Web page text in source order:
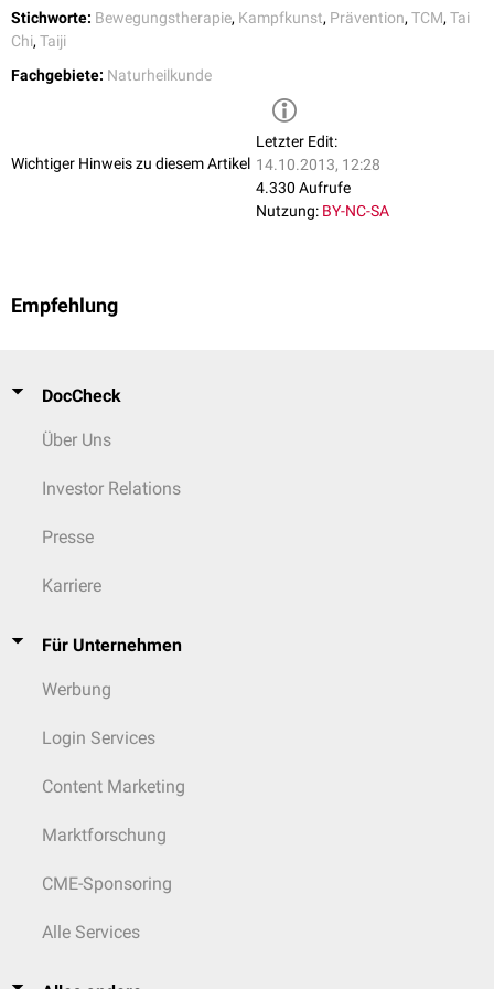
Stichworte: Bewegungstherapie, Kampfkunst, Prävention, TCM, Tai
Chi, Taiji
Fachgebiete: Naturheilkunde
Wichtiger Hinweis zu diesem Artikel
Letzter Edit:
14.10.2013, 12:28
4.330 Aufrufe
Nutzung: BY-NC-SA
Empfehlung
DocCheck
Über Uns
Investor Relations
Presse
Karriere
Für Unternehmen
Werbung
Login Services
Content Marketing
Marktforschung
CME-Sponsoring
Alle Services